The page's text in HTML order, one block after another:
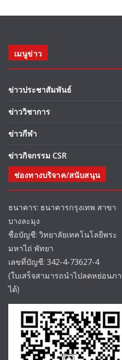
เมนูข่าว
ข่าวประชาสัมพันธ์
ข่าววิชาการ
ข่าวกีฬา
ข่าวกิจกรรม CSR
ช่องทางบริจาค/สนับสนุน
ธนาคาร: ธนาคารกรุงเทพ สาขา
บางละมุง
ชื่อบัญชี: วิทยาลัยเทคโนโลยีพระ
มหาไถ่ พัทยา
เลขที่บัญชี: 342-4-73627-4
(ใบเสร็จสามารถนำไปลดหย่อนภ
ได้)